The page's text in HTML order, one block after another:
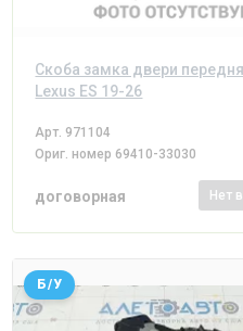
Скоба замка двери
Lexus ES 19-26
Арт. 971104
Ориг. номер 69410-33030
договорная Нет
Б/У